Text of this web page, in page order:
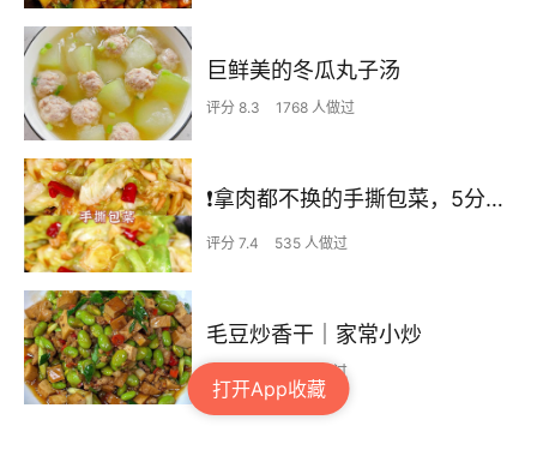
打开App收藏
巨鲜美的冬瓜丸子汤
评分 8.3 1768 人做过
❗拿肉都不换的手撕包菜，5分钟快手家常菜🔥
评分 7.4 535 人做过
毛豆炒香干｜家常小炒
273 人做过